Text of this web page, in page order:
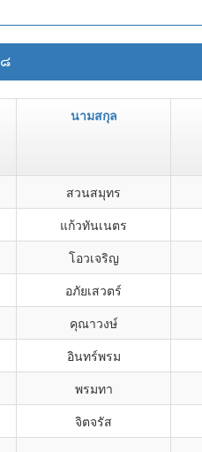
นามสกุล
สวนสมุทร
แก้วทันเนตร
โอวเจริญ
อภัยเสวตร์
คุณาวงษ์
อินทร์พรม
พรมทา
จิตจรัส